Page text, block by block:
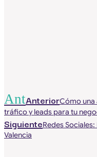
AntAnteriorCómo una
tráfico y leads para tu
SiguienteRedes
Valencia